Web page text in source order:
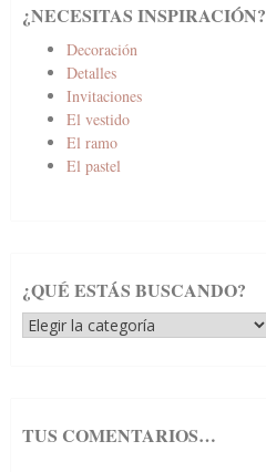
¿NECESITAS INSPIRACIÓN?
Decoración
Detalles
Invitaciones
El vestido
El ramo
El pastel
¿QUÉ ESTÁS BUSCANDO?
¿Qué
TUS COMENTARIOS…